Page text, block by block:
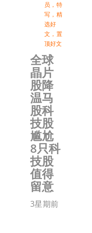
员 ， 特
写 ， 精
选好
文 ， 置
顶好文
全球
晶片
股降
温马
股科
技股
尴尬
8只科
技股
值得
留意
3星期前